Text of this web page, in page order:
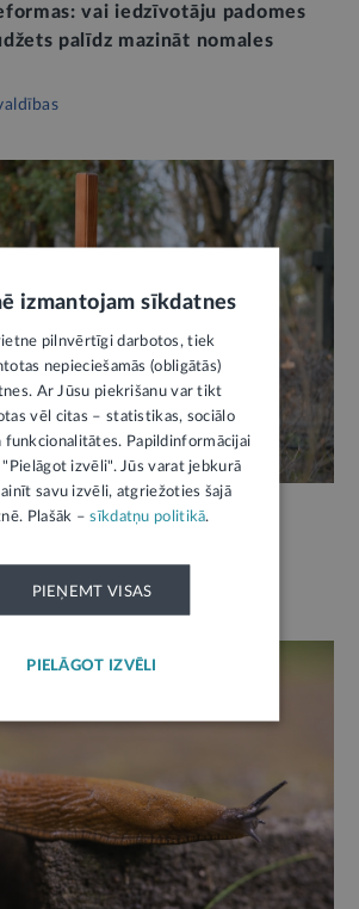
vai iedzīvotāju padomes
palīdz mazināt nomales
Kapsētu likums: turpmāk
visām pašvaldībām
Pašvaldības
izmantojam sīkdatnes
pilnvērtīgi darbotos, tiek
nepieciešamās (obligātās)
Ar Jūsu piekrišanu var tikt
vēl citas – statistikas, sociālo
funkcionalitātes. Papildinformācijai
izvēli". Jūs varat jebkurā
savu izvēli, atgriežoties šajā
Plašāk –sīkdatņu politikā.
PIEŅEMT VISAS
PIELĀGOT IZVĒLI